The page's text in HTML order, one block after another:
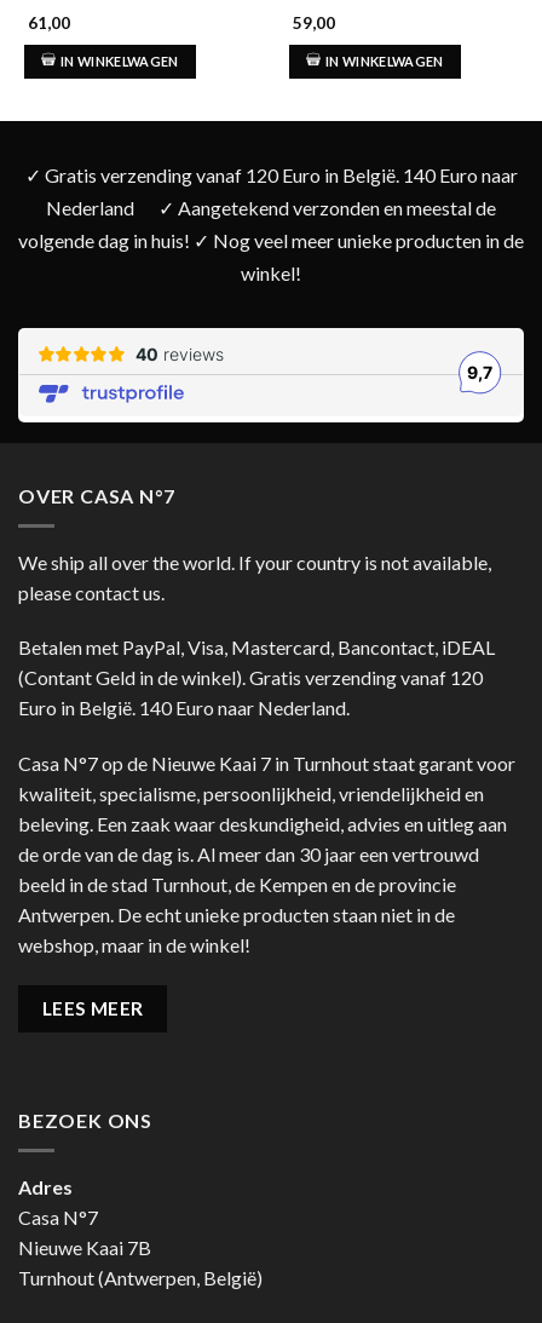
61,00
IN WINKELWAGEN
59,00
IN WINKELWAGEN
✓ Gratis verzending vanaf 120 Euro in België. 140 Euro naar
Nederland
✓ Aangetekend verzonden en meestal de
volgende dag in huis! ✓ Nog veel meer unieke producten in de
winkel!
OVER CASA N°7
We ship all over the world. If your country is not available,
please contact us.
Betalen met PayPal, Visa, Mastercard, Bancontact, iDEAL
(Contant Geld in de winkel). Gratis verzending vanaf 120
Euro in België. 140 Euro naar Nederland.
Casa N°7 op de Nieuwe Kaai 7 in Turnhout staat garant voor
kwaliteit, specialisme, persoonlijkheid, vriendelijkheid en
beleving. Een zaak waar deskundigheid, advies en uitleg aan
de orde van de dag is. Al meer dan 30 jaar een vertrouwd
beeld in de stad Turnhout, de Kempen en de provincie
Antwerpen. De echt unieke producten staan niet in de
webshop, maar in de winkel!
LEES MEER
BEZOEK ONS
Adres
Casa N°7
Nieuwe Kaai 7B
Turnhout (Antwerpen, België)